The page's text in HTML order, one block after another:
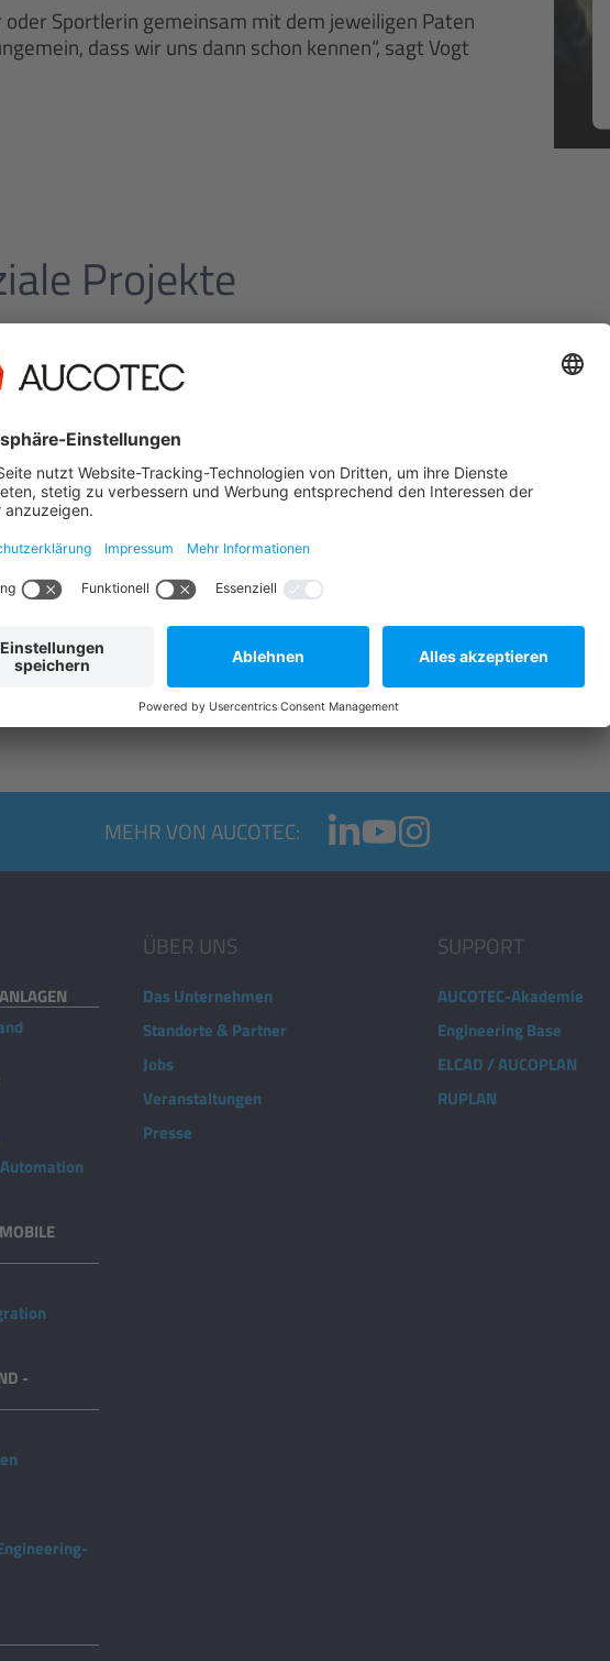
Sportlerin gemeinsam mit dem jeweiligen Paten
dass wir uns dann schon kennen“, sagt Vogt
Projekte
Doch nicht nur der BSN ist ein Herzensprojekt von
Beschäftigte Aktionen und oder nehmen an Projekten teil, um
zu unterstützen. So wurden zum Beispiel zur Weihnachtszeit
und Kleider gesammelt, um das dann alles an die
spenden.
Wir freuen uns, dass wir mit kleinen Taten hier und da
MEHR VON AUCOTEC:
-
ÜBER UNS
Das Unternehmen
Standorte & Partner
Jobs
Veranstaltungen
Presse
SUPPORT
AUCOTEC-Akademie
Engineering Base
ELCAD / AUCOPLAN
RUPLAN